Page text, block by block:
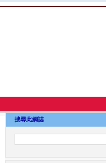
搜尋此網誌